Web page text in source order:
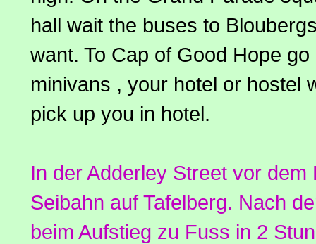
hall wait the buses to
want. To Cap of Good Hope
minivans , your hotel or hostel
pick up you in hotel.
In der Adderley Street vor
Seibahn auf Tafelberg. Nach
beim Aufstieg zu Fuss in 2